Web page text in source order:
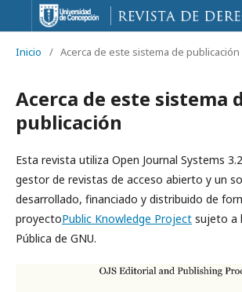
Inicio / Acerca de este sistema de publicación
Acerca de este sistema
publicación
Esta revista utiliza Open Journal Systems
gestor de revistas de acceso abierto y un
desarrollado, financiado y distribuido de
proyectoPublic Knowledge Project sujeto a
Pública de GNU.